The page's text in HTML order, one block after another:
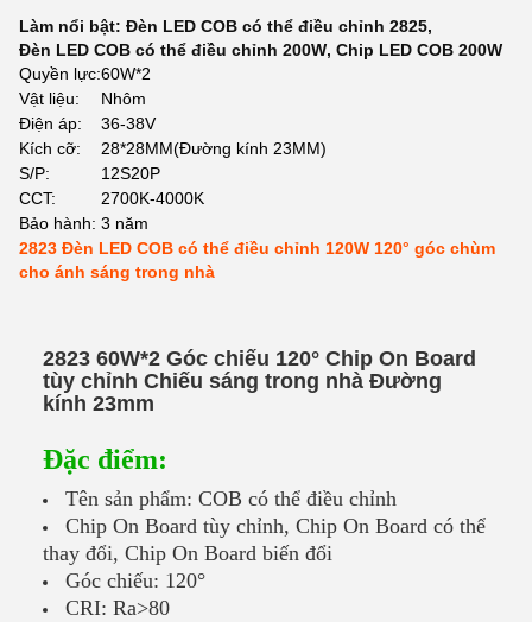
Làm nổi bật: Đèn LED COB có thể điều chỉnh 2825,
Đèn LED COB có thể điều chỉnh 200W, Chip LED COB 200W
Quyền lực:60W*2
Vật liệu:
Nhôm
Điện áp:
36-38V
Kích cỡ:
28*28MM(Đường kính 23MM)
S/P:
12S20P
CCT:
2700K-4000K
Bảo hành: 3 năm
2823 Đèn LED COB có thể điều chỉnh 120W 120° góc chùm
cho ánh sáng trong nhà
2823 60W*2 Góc chiếu 120° Chip On Board
tùy chỉnh Chiếu sáng trong nhà Đường
kính 23mm
Đặc điểm:
Tên sản phẩm: COB có thể điều chỉnh
Chip On Board tùy chỉnh, Chip On Board có thể
thay đổi, Chip On Board biến đổi
Góc chiếu: 120°
CRI: Ra>80